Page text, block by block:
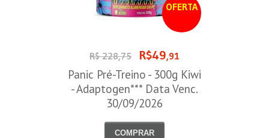
OFERTA
R$ 228,75 R$49,91
Panic Pré-Treino - 300g Kiwi
- Adaptogen*** Data Venc.
30/09/2026
COMPRAR